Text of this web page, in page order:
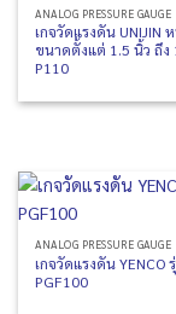
ANALOG PRESSURE GAUGE
เกจวัดแรงดัน UNIJIN
ขนาดตั้งแต่ 1.5 นิ้ว ถึง
P110
ANALOG PRESSURE GAUGE
เกจวัดแรงดัน YENCO
PGF100